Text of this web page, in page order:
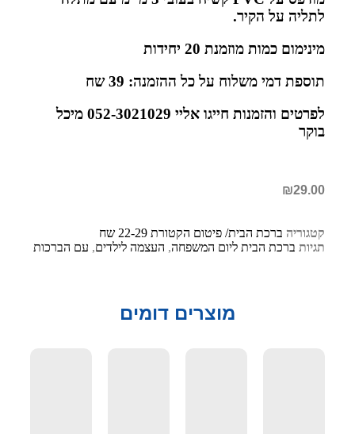
לתליה על הקיר.
מינימום כמות מוזמנת 20 יחידות
תוספת דמי משלוח על כל ההזמנה: 39 שח
לפרטים והזמנות חייגו אליי 052-3021029 מיכל
בוקר
₪29.00
קטגוריה ברכת הבית/ פיטום הקטורת 22-29 שח
תגיות ברכת הבית ליום המשפחה, העצמה לילדים, עם הברכות
מוצרים דומים